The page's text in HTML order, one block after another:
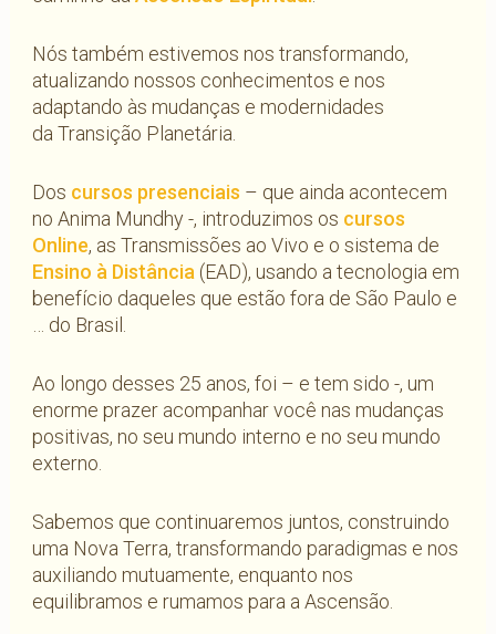
Nós também estivemos nos transformando,
atualizando nossos conhecimentos e nos
adaptando às mudanças e modernidades
da Transição Planetária.
Dos cursos presenciais – que ainda acontecem
no Anima Mundhy -, introduzimos os cursos
Online, as Transmissões ao Vivo e o sistema de
Ensino à Distância (EAD), usando a tecnologia em
benefício daqueles que estão fora de São Paulo e
… do Brasil.
Ao longo desses 25 anos, foi – e tem sido -, um
enorme prazer acompanhar você nas mudanças
positivas, no seu mundo interno e no seu mundo
externo.
Sabemos que continuaremos juntos, construindo
uma Nova Terra, transformando paradigmas e nos
auxiliando mutuamente, enquanto nos
equilibramos e rumamos para a Ascensão.